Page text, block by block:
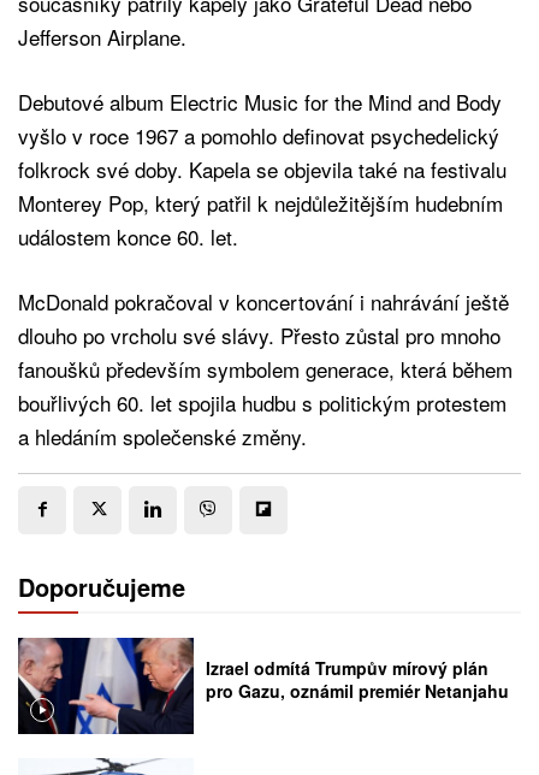
Jefferson Airplane.
Debutové album Electric Music for the Mind and Body
vyšlo v roce 1967 a pomohlo definovat psychedelický
folkrock své doby. Kapela se objevila také na festivalu
Monterey Pop, který patřil k nejdůležitějším hudebním
událostem konce 60. let.
McDonald pokračoval v koncertování i nahrávání ještě
dlouho po vrcholu své slávy. Přesto zůstal pro mnoho
fanoušků především symbolem generace, která během
bouřlivých 60. let spojila hudbu s politickým protestem
a hledáním společenské změny.
Doporučujeme
Izrael odmítá Trumpův mírový plán
pro Gazu, oznámil premiér Netanjahu